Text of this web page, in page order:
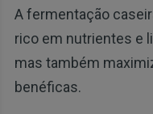
A fermentação
rico em nutrientes e
mas também
benéficas.